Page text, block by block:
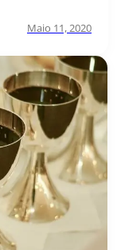
Maio 11, 2020